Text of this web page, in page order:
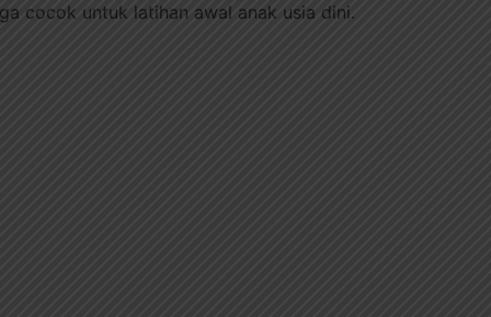
cocok untuk latihan awal anak usia dini.